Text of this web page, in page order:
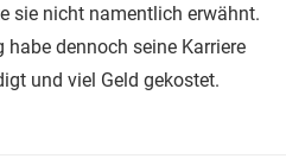
sie nicht namentlich erwähnt.
habe dennoch seine Karriere
und viel Geld gekostet.